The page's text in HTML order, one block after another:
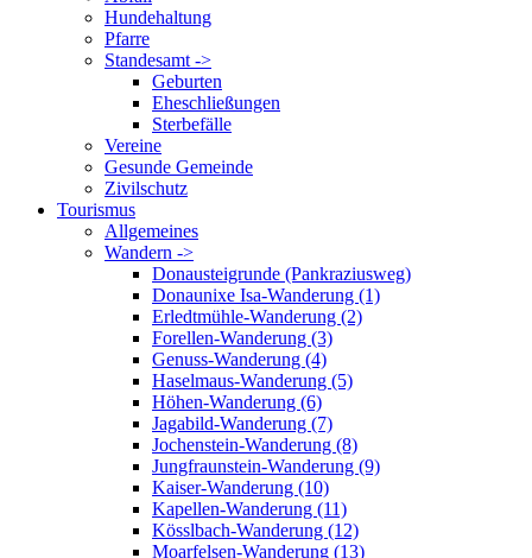
Hundehaltung
Pfarre
Standesamt ->
Geburten
Eheschließungen
Sterbefälle
Vereine
Gesunde Gemeinde
Zivilschutz
Tourismus
Allgemeines
Wandern ->
Donausteigrunde (Pankraziusweg)
Donaunixe Isa-Wanderung (1)
Erledtmühle-Wanderung (2)
Forellen-Wanderung (3)
Genuss-Wanderung (4)
Haselmaus-Wanderung (5)
Höhen-Wanderung (6)
Jagabild-Wanderung (7)
Jochenstein-Wanderung (8)
Jungfraunstein-Wanderung (9)
Kaiser-Wanderung (10)
Kapellen-Wanderung (11)
Kösslbach-Wanderung (12)
Moarfelsen-Wanderung (13)